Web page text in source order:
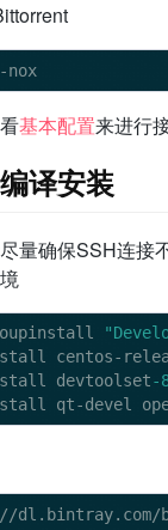
-
基本配置来进行
译安装
量确保SSH连接
centos-
devtoolset-
qt-devel
dl.bintray.com/